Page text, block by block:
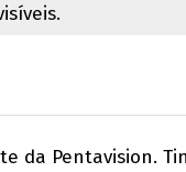
da Pentavision.